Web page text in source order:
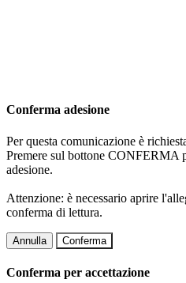
Conferma adesione
Per questa comunicazione è
Premere sul bottone CONFERMA
adesione.
Attenzione: è necessario aprire
conferma di lettura.
Annulla Conferma
Conferma per accettazione